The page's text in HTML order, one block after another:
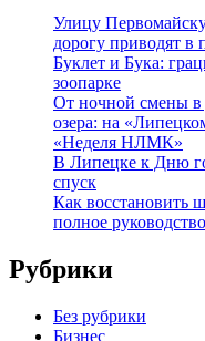
Улицу
дорогу приводят в
Буклет и Бука:
зоопарке
От ночной смены в
озера: на
«Неделя НЛМК»
В Липецке к Дню
спуск
Как восстановить
полное
Рубрики
Без рубрики
Бизнес